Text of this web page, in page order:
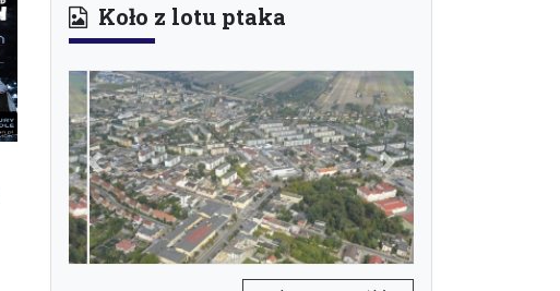
Koło z lotu ptaka
Previous Next